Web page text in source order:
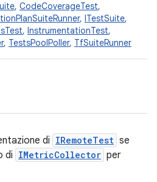
, CodeCoverageTest,
, ITestSuite,
, InstrumentationTest,
, TestsPoolPoller, TfSuiteRunner
di IRemoteTest se
di IMetricCollector per